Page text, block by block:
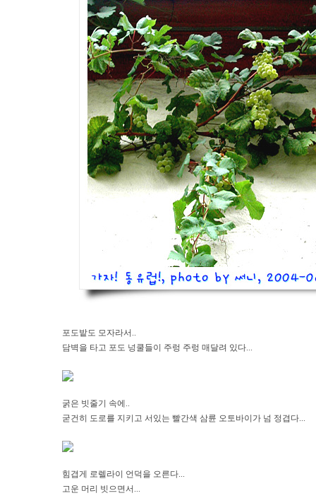
포도밭도 모자라서..
담벽을 타고 포도 넝쿨들이 주렁 주렁 매달려 있다...
굵은 빗줄기 속에..
굳건히 도로를 지키고 서있는 빨간색 삼륜 오토바이가 넘 정겹다...
힘겹게 로렐라이 언덕을 오른다...
고운 머리 빗으면서...